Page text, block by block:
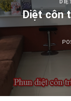
Diệt côn